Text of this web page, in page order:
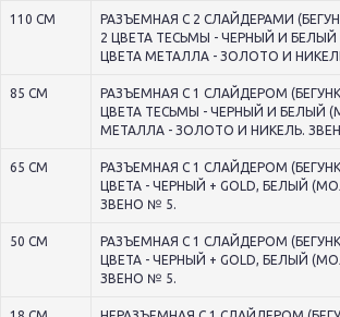
110 СМ
РАЗЪЕМНАЯ С 2 СЛАЙДЕРАМИ
2 ЦВЕТА ТЕСЬМЫ - ЧЕРНЫЙ И
ЦВЕТА МЕТАЛЛА - ЗОЛОТО И
85 СМ
РАЗЪЕМНАЯ С 1 СЛАЙДЕРОМ
ЦВЕТА ТЕСЬМЫ - ЧЕРНЫЙ И БЕЛЫЙ
МЕТАЛЛА - ЗОЛОТО И НИКЕЛЬ.
65 СМ
РАЗЪЕМНАЯ С 1 СЛАЙДЕРОМ
ЦВЕТА - ЧЕРНЫЙ + GOLD, БЕЛЫЙ
ЗВЕНО № 5.
50 СМ
РАЗЪЕМНАЯ С 1 СЛАЙДЕРОМ
ЦВЕТА - ЧЕРНЫЙ + GOLD, БЕЛЫЙ
ЗВЕНО № 5.